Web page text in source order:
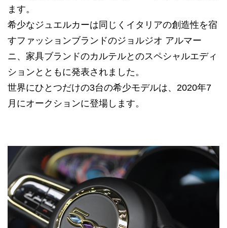
ます。
希少なジュエルカーは同じくイタリアの創造性を宿
すファッションブランドのジョルジオ アルマー
ニ、家具ブランドのカルテルとのスペシャルエディ
ションとともに発表されました。
世界にひとつだけの3台の希少モデルは、2020年7
月にオークションに登場します。